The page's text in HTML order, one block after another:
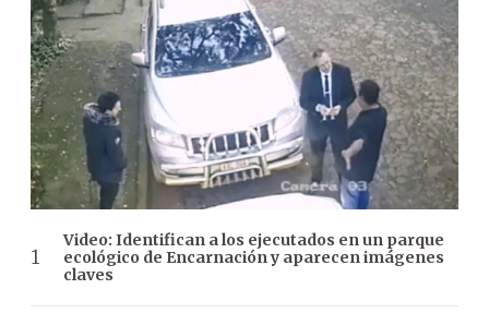
Video: Identifican a los ejecutados en un parque
ecológico de Encarnación y aparecen imágenes
claves